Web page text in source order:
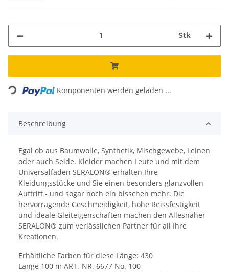
Stk
Loading... Komponenten werden geladen ...
Beschreibung
Egal ob aus Baumwolle, Synthetik, Mischgewebe, Leinen
oder auch Seide. Kleider machen Leute und mit dem
Universalfaden SERALON® erhalten Ihre
Kleidungsstücke und Sie einen besonders glanzvollen
Auftritt - und sogar noch ein bisschen mehr. Die
hervorragende Geschmeidigkeit, hohe Reissfestigkeit
und ideale Gleiteigenschaften machen den Allesnäher
SERALON® zum verlässlichen Partner für all Ihre
Kreationen.
Erhältliche Farben für diese Länge: 430
Länge 100 m ART.-NR. 6677 No. 100